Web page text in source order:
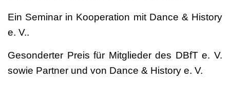
Ein Seminar in Kooperation mit Dance & History
e. V..
Gesonderter Preis für Mitglieder des DBfT e. V.
sowie Partner und von Dance & History e. V.